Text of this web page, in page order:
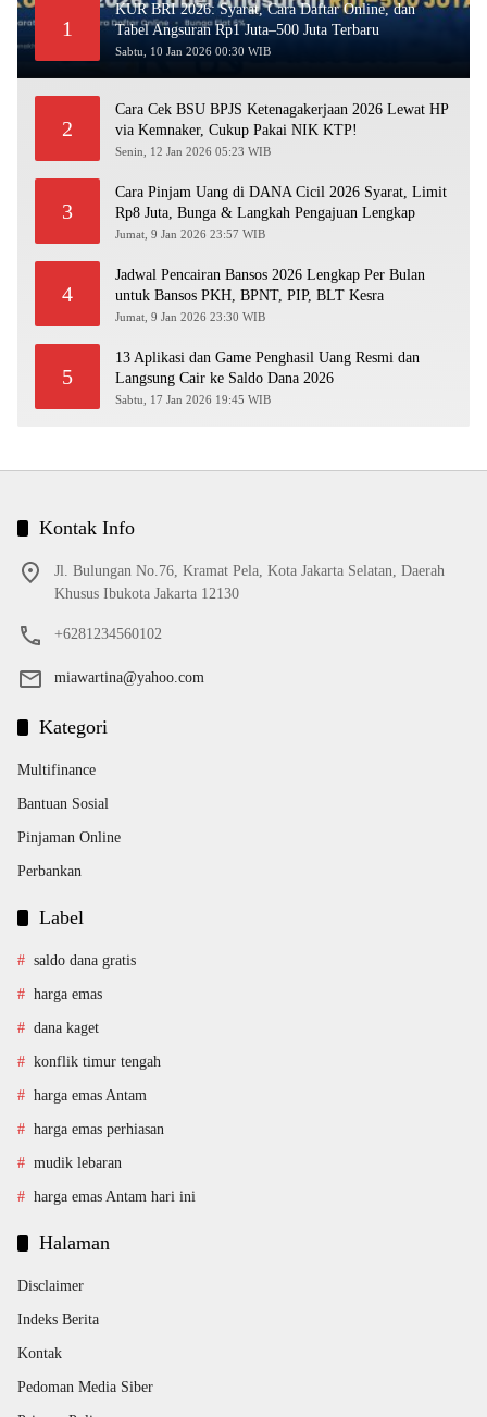
1
KUR BRI 2026: Syarat, Cara Daftar Online, dan
Tabel Angsuran Rp1 Juta–500 Juta Terbaru
Sabtu, 10 Jan 2026 00:30 WIB
2
Cara Cek BSU BPJS Ketenagakerjaan 2026 Lewat HP
via Kemnaker, Cukup Pakai NIK KTP!
Senin, 12 Jan 2026 05:23 WIB
3
Cara Pinjam Uang di DANA Cicil 2026 Syarat, Limit
Rp8 Juta, Bunga & Langkah Pengajuan Lengkap
Jumat, 9 Jan 2026 23:57 WIB
4
Jadwal Pencairan Bansos 2026 Lengkap Per Bulan
untuk Bansos PKH, BPNT, PIP, BLT Kesra
Jumat, 9 Jan 2026 23:30 WIB
5
13 Aplikasi dan Game Penghasil Uang Resmi dan
Langsung Cair ke Saldo Dana 2026
Sabtu, 17 Jan 2026 19:45 WIB
Kontak Info
Jl. Bulungan No.76, Kramat Pela, Kota Jakarta Selatan, Daerah
Khusus Ibukota Jakarta 12130
+6281234560102
miawartina@yahoo.com
Kategori
Multifinance
Bantuan Sosial
Pinjaman Online
Perbankan
Label
saldo dana gratis
harga emas
dana kaget
konflik timur tengah
harga emas Antam
harga emas perhiasan
mudik lebaran
harga emas Antam hari ini
Halaman
Disclaimer
Indeks Berita
Kontak
Pedoman Media Siber